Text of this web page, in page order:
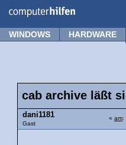
WINDOWS HARDWARE
cab archive läßt
dani1181
Gast
« am: